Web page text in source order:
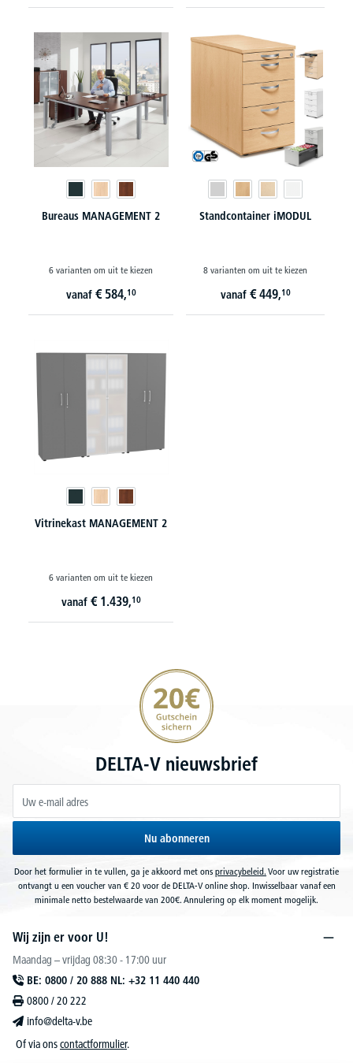
Bureaus MANAGEMENT 2
6 varianten om uit te kiezen
vanaf € 584,10
Standcontainer iMODUL
8 varianten om uit te kiezen
vanaf € 449,10
Vitrinekast MANAGEMENT 2
6 varianten om uit te kiezen
vanaf € 1.439,10
20€ korting verzekeren
DELTA-V nieuwsbrief
Nu abonneren
Door het formulier in te vullen, ga je akkoord met ons privacybeleid. Voor uw registratie
ontvangt u een voucher van € 20 voor de DELTA-V online shop. Inwisselbaar vanaf een
minimale netto bestelwaarde van 200€. Annulering op elk moment mogelijk.
Wij zijn er voor U!
Maandag – vrijdag 08:30 - 17:00 uur
BE: 0800 / 20 888 NL: +32 11 440 440
0800 / 20 222
info@delta-v.be
Of via onscontactformulier.